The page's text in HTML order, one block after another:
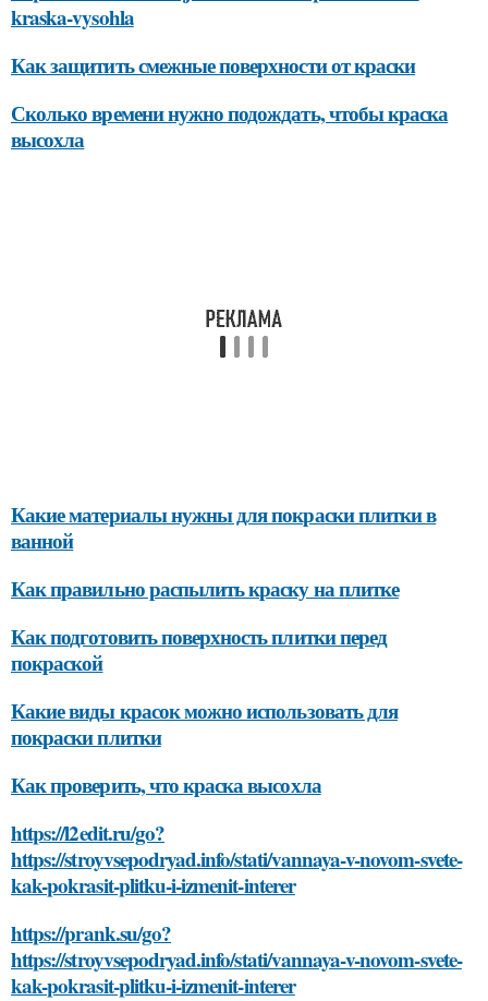
kraska-vysohla
Как защитить смежные поверхности от краски
Сколько времени нужно подождать, чтобы краска
высохла
Какие материалы нужны для покраски плитки в
ванной
Как правильно распылить краску на плитке
Как подготовить поверхность плитки перед
покраской
Какие виды красок можно использовать для
покраски плитки
Как проверить, что краска высохла
https://l2edit.ru/go?
https://stroyvsepodryad.info/stati/vannaya-v-novom-svete-
kak-pokrasit-plitku-i-izmenit-interer
https://prank.su/go?
https://stroyvsepodryad.info/stati/vannaya-v-novom-svete-
kak-pokrasit-plitku-i-izmenit-interer